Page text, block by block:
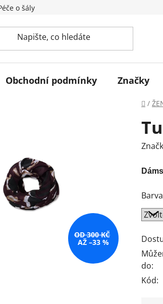
o šály
Obchodní podmínky Značky
/
Barva
do:
Kód:
OD 300 KČ
AŽ –33 %